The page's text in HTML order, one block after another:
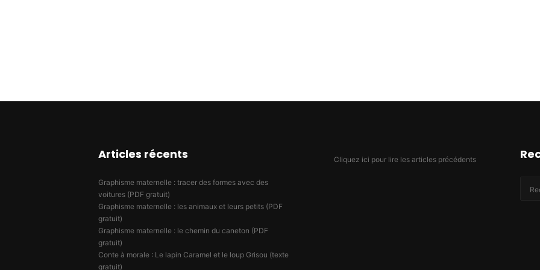
Articles récents
Graphisme maternelle : tracer des formes avec des
voitures (PDF gratuit)
Graphisme maternelle : les animaux et leurs petits (PDF
gratuit)
Graphisme maternelle : le chemin du caneton (PDF
gratuit)
Conte à morale : Le lapin Caramel et le loup Grisou (texte
gratuit)
Cliquez ici pour lire les articles précédents